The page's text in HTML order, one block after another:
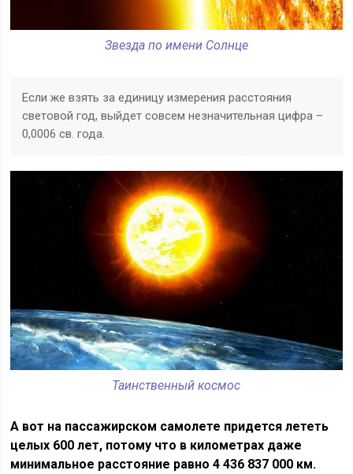
Звезда по имени Солнце
Если же взять за единицу измерения расстояния
световой год, выйдет совсем незначительная цифра –
0,0006 св. года.
Таинственный космос
А вот на пассажирском самолете придется лететь
целых 600 лет, потому что в километрах даже
минимальное расстояние равно 4 436 837 000 км.